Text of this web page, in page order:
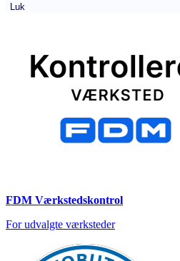
Luk
FDM Værkstedskontrol
For udvalgte værksteder